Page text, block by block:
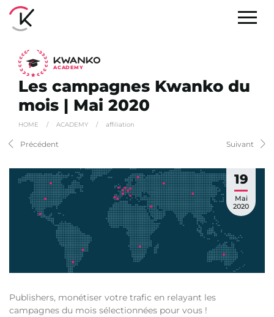
ACADEMY
Les campagnes Kwanko du
mois | Mai 2020
HOME / ACADEMY / affiliation
Précédent Suivant
19
Mai
2020
Publishers, monétiser votre trafic en relayant les
campagnes du mois sélectionnées pour vous !